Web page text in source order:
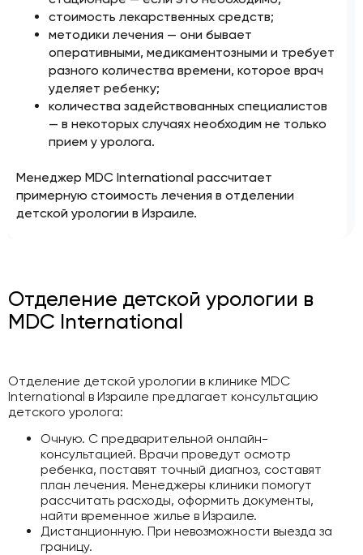
стоимость лекарственных средств;
методики лечения — они бывает
оперативными, медикаментозными и требует
разного количества времени, которое врач
уделяет ребенку;
количества задействованных специалистов
— в некоторых случаях необходим не только
прием у уролога.
Менеджер MDC International рассчитает
примерную стоимость лечения в отделении
детской урологии в Израиле.
Отделение детской урологии в
MDC International
Отделение детской урологии в клинике MDC
International в Израиле предлагает консультацию
детского уролога:
Очную. С предварительной онлайн-
консультацией. Врачи проведут осмотр
ребенка, поставят точный диагноз, составят
план лечения. Менеджеры клиники помогут
рассчитать расходы, оформить документы,
найти временное жилье в Израиле.
Дистанционную. При невозможности выезда за
границу.